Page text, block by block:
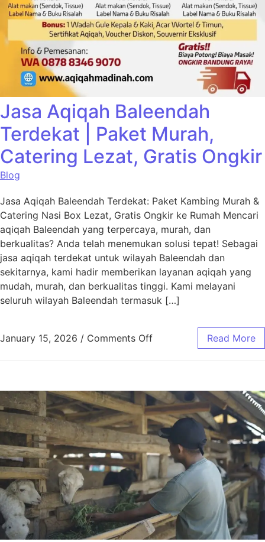
Jasa Aqiqah Baleendah
Terdekat | Paket Murah,
Catering Lezat, Gratis Ongkir
Blog
Jasa Aqiqah Baleendah Terdekat: Paket Kambing Murah &
Catering Nasi Box Lezat, Gratis Ongkir ke Rumah Mencari
aqiqah Baleendah yang terpercaya, murah, dan
berkualitas? Anda telah menemukan solusi tepat! Sebagai
jasa aqiqah terdekat untuk wilayah Baleendah dan
sekitarnya, kami hadir memberikan layanan aqiqah yang
mudah, murah, dan berkualitas tinggi. Kami melayani
seluruh wilayah Baleendah termasuk […]
January 15, 2026 / Comments Off Read More